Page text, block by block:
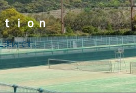
ｉｏｎ
案内です。